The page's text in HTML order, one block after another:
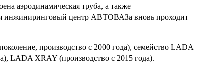
аэродинамическая труба, а также
инжиниринговый центр АВТОВАЗа вновь проходит
производство с 2000 года), семейство LADA
LADA XRAY (производство с 2015 года).